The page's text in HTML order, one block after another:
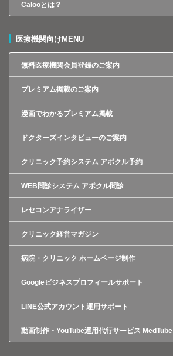
Calooとは？
医療機関向けMENU
無料医療機関会員登録のご案内
プレミアム掲載のご案内
漫画でわかるプレミアム掲載
ドクターズインタビューのご案内
クリニック予約システム アポクル予約
WEB問診システム アポクル問診
レセコンアナライザー
クリニック経営マガジン
病院・クリニック ホームページ制作
Googleビジネスプロフィールサポート
LINE公式アカウント運用サポート
動画制作・YouTube運用代行サービス MedTube